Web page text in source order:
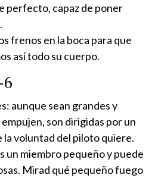
perfecto, capaz de poner
frenos en la boca para que
así todo su cuerpo.
aunque sean grandes y
son dirigidas por un
voluntad del piloto quiere.
un miembro pequeño y puede
Mirad qué pequeño fuego